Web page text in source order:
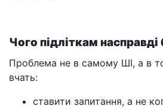
Чого підліткам насправді
Проблема не в самому ШІ, а в
вчать:
ставити запитання, а не